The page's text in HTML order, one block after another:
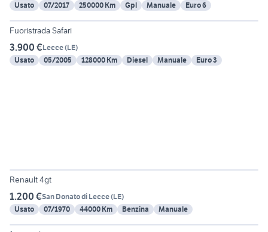
Usato
07/2017 250000 Km Gpl Manuale Euro 6
5
Fuoristrada Safari
3.900 €Lecce(LE)
Usato
05/2005 128000 Km Diesel Manuale Euro 3
Renault 4gt
1.200 €San Donato di Lecce(LE)
Usato
07/1970 44000 Km Benzina Manuale
4